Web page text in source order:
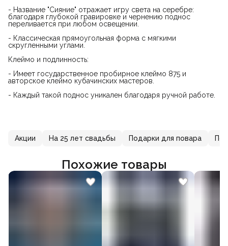
- Название "Сияние" отражает игру света на серебре:
благодаря глубокой гравировке и чернению поднос
переливается при любом освещении.
- Классическая прямоугольная форма с мягкими
скругленными углами.
Клеймо и подлинность:
- Имеет государственное пробирное клеймо 875 и
авторское клеймо кубачинских мастеров.
- Каждый такой поднос уникален благодаря ручной работе.
Акции На 25 лет свадьбы Подарки для повара
Похожие товары